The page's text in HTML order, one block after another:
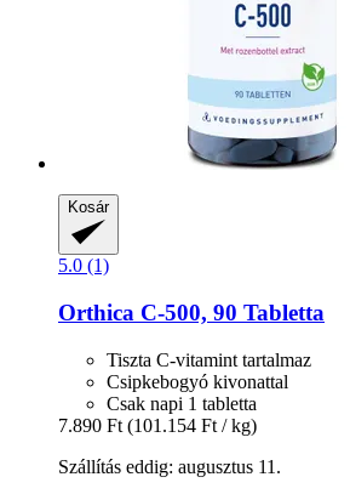
Kosár
5.0 (1)
Orthica C-​500, 90 Tabletta
Tiszta C-vitamint tartalmaz
Csipkebogyó kivonattal
Csak napi 1 tabletta
7.890 Ft (101.154 Ft / kg)
Szállítás eddig: augusztus 11.